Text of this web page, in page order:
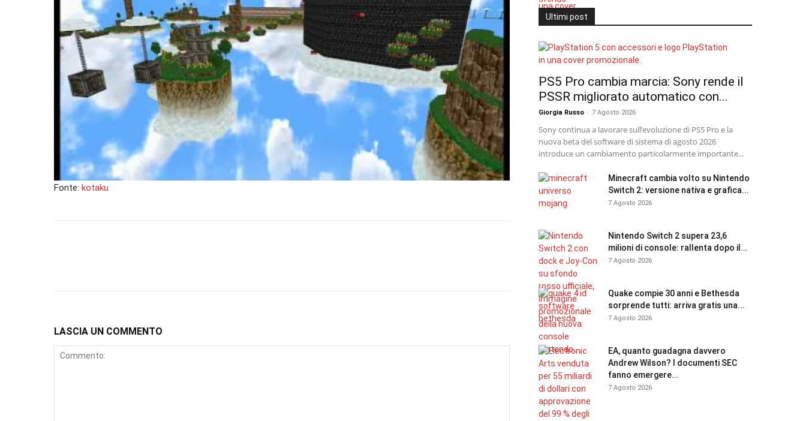
Fonte: kotaku
LASCIA UN COMMENTO
Ultimi post
PS5 Pro cambia marcia: Sony rende il
PSSR migliorato automatico con...
Giorgia Russo - 7 Agosto 2026
Sony continua a lavorare sull’evoluzione di PS5 Pro e la
nuova beta del software di sistema di agosto 2026
introduce un cambiamento particolarmente importante...
Minecraft cambia volto su Nintendo
Switch 2: versione nativa e grafica...
7 Agosto 2026
Nintendo Switch 2 supera 23,6
milioni di console: rallenta dopo il...
7 Agosto 2026
Quake compie 30 anni e Bethesda
sorprende tutti: arriva gratis una...
7 Agosto 2026
EA, quanto guadagna davvero
Andrew Wilson? I documenti SEC
fanno emergere...
7 Agosto 2026